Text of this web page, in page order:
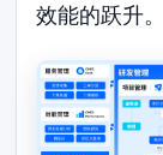
效能的跃升。